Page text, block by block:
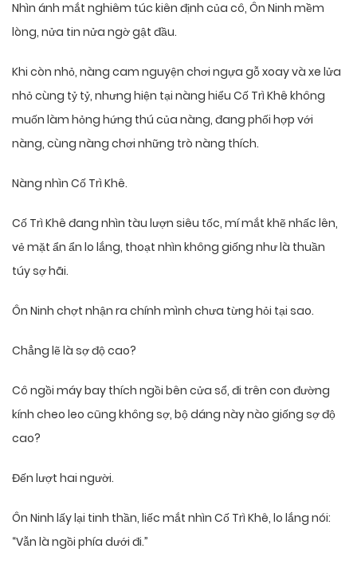
Nhìn ánh mắt nghiêm túc kiên định của cô, Ôn Ninh mềm
lòng, nửa tin nửa ngờ gật đầu.
Khi còn nhỏ, nàng cam nguyện chơi ngựa gỗ xoay và xe lửa
nhỏ cùng tỷ tỷ, nhưng hiện tại nàng hiểu Cố Trì Khê không
muốn làm hỏng hứng thú của nàng, đang phối hợp với
nàng, cùng nàng chơi những trò nàng thích.
Nàng nhìn Cố Trì Khê.
Cố Trì Khê đang nhìn tàu lượn siêu tốc, mí mắt khẽ nhấc lên,
vẻ mặt ẩn ẩn lo lắng, thoạt nhìn không giống như là thuần
túy sợ hãi.
Ôn Ninh chợt nhận ra chính mình chưa từng hỏi tại sao.
Chẳng lẽ là sợ độ cao?
Cô ngồi máy bay thích ngồi bên cửa sổ, đi trên con đường
kính cheo leo cũng không sợ, bộ dáng này nào giống sợ độ
cao?
Đến lượt hai người.
Ôn Ninh lấy lại tinh thần, liếc mắt nhìn Cố Trì Khê, lo lắng nói:
“Vẫn là ngồi phía dưới đi.”